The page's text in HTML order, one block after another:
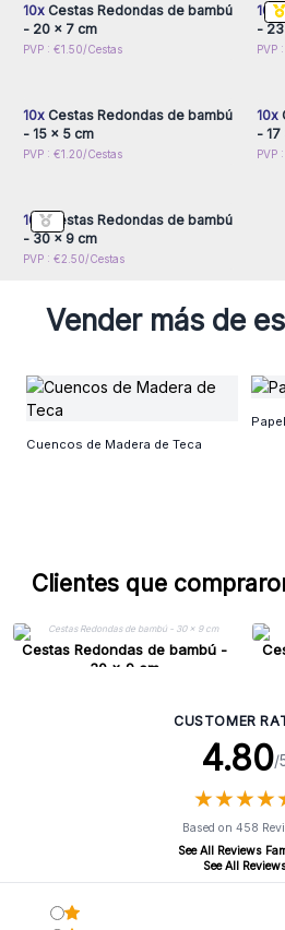
10xCestas Redondas de bambú
- 20 x 7 cm
PVP : €1.50/Cestas
10x
-
PVP
Inicie sesión o regístrese
10xCestas Redondas de bambú
- 15 x 5 cm
PVP : €1.20/Cestas
10x
- 17
PVP
Inicie sesión o regístrese
10xCestas Redondas de bambú
- 30 x 9 cm
PVP : €2.50/Cestas
Vender más de
Cuencos de Madera de Teca
Clientes que
Cestas Redondas de bambú -
30 x 9 cm
CUSTOMER
4.80/
★★★★
★★★★
Based on 458
See All Reviews
See All